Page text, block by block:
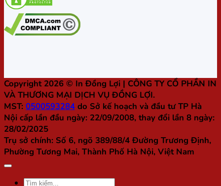
Copyright 2026 © In Đồng Lợi | CÔNG TY CỔ PHẦN IN
VÀ THƯƠNG MẠI DỊCH VỤ ĐỒNG LỢI.
MST: 0500593284 do Sở kế hoạch và đầu tư TP Hà
Nội cấp lần đầu ngày: 22/09/2008, thay đổi lần 8 ngày:
28/02/2025
Trụ sở chính: Số 6, ngõ 389/88/4 Đường Trương Định,
Phường Tương Mai, Thành Phố Hà Nội, Việt Nam
Tìm